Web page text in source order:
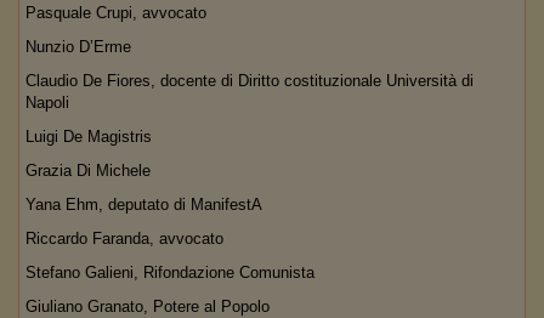
Pasquale Crupi, avvocato
Nunzio D’Erme
Claudio De Fiores, docente di Diritto costituzionale Università di
Napoli
Luigi De Magistris
Grazia Di Michele
Yana Ehm, deputato di ManifestA
Riccardo Faranda, avvocato
Stefano Galieni, Rifondazione Comunista
Giuliano Granato, Potere al Popolo